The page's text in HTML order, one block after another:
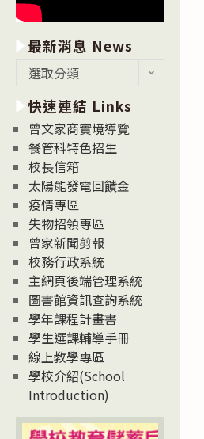
最新消息 News
消
息
News
選取分類
快速連結 Links
曾文家商實境導覽
餐管科特色招生
校長信箱
太陽能發電回饋金
疫情專區
失物招領專區
曾家新聞剪報
校務行政系統
主網頁後端管理系統
圖書館資訊查詢系統
學年課程計畫書
學生選課輔導手冊
線上教學專區
學校介紹(School
Introduction)